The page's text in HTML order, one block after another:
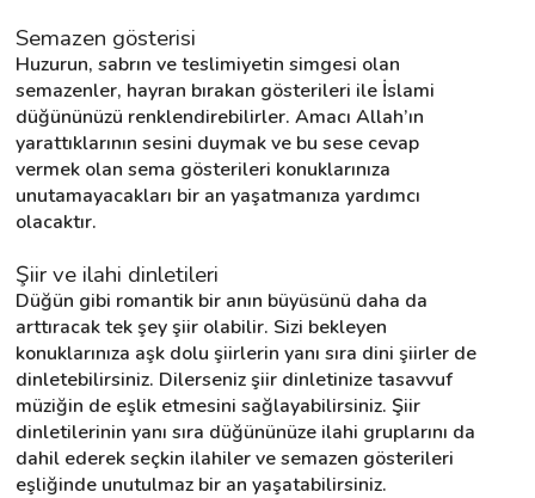
Semazen gösterisi
Huzurun, sabrın ve teslimiyetin simgesi olan
semazenler, hayran bırakan gösterileri ile İslami
düğününüzü renklendirebilirler. Amacı Allah’ın
yarattıklarının sesini duymak ve bu sese cevap
vermek olan sema gösterileri konuklarınıza
unutamayacakları bir an yaşatmanıza yardımcı
olacaktır.
Şiir ve ilahi dinletileri
Düğün gibi romantik bir anın büyüsünü daha da
arttıracak tek şey şiir olabilir. Sizi bekleyen
konuklarınıza aşk dolu şiirlerin yanı sıra dini şiirler de
dinletebilirsiniz. Dilerseniz şiir dinletinize tasavvuf
müziğin de eşlik etmesini sağlayabilirsiniz. Şiir
dinletilerinin yanı sıra düğününüze ilahi gruplarını da
dahil ederek seçkin ilahiler ve semazen gösterileri
eşliğinde unutulmaz bir an yaşatabilirsiniz.